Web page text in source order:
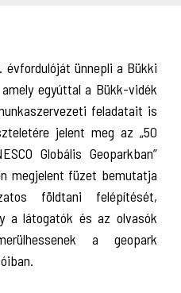
évfordulóját ünnepli a Bükki
egyúttal a Bükk-vidék
feladatait is
jelent meg az „50
Globális Geoparkban”
megjelent füzet bemutatja
földtani felépítését,
a látogatók és az olvasók
a geopark